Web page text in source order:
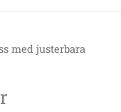
med justerbara